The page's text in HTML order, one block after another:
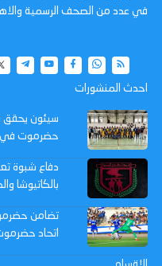
في عدد من الصحف الرسمية
احدث المنشورات
سيئون يحقق
حضرموت في
دفاع شبوة
بالكاتيوشا
تضامن
اتحاد